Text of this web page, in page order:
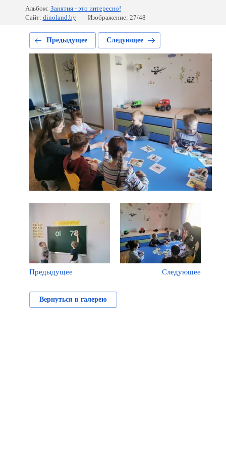
Альбом: Занятия - это интересно!
Сайт: dinoland.by Изображение: 27/48
Предыдущее Следующее
Предыдущее Следующее
Вернуться в галерею